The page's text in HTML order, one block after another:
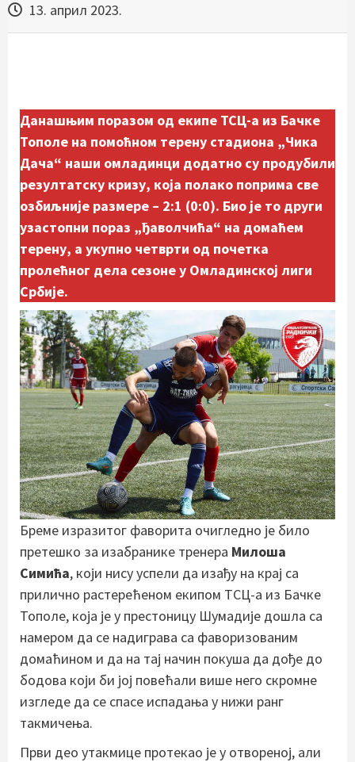
13. април 2023.
Данашњим поразом од екипе ТСЦ-а из Бачке
Тополе на помоћном терену стадиона „Чика
Дача“ наши омладинци додатно су продубили
резултатску кризу, која полако поприма све
озбиљније размере – 2:1 (0:0). Био је то други
узастопни пораз „ђаволчића“ на домаћем
терену, а укупно четврти од почетка
пролећног дела сезоне у Омладинској лиги
Србије.
Бреме изразитог фаворита очигледно је било
претешко за изабранике тренера Милоша
Симића, који нису успели да изађу на крај са
прилично растерећеном екипом ТСЦ-а из Бачке
Тополе, која је у престоницу Шумадије дошла са
намером да се надиграва са фаворизованим
домаћином и да на тај начин покуша да дође до
бодова који би јој повећали више него скромне
изгледе да се спасе испадања у нижи ранг
такмичења.
Први део утакмице протекао је у отвореној, али